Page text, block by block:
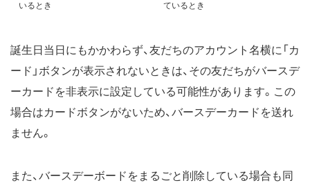
いるとき
ているとき
誕生日当日にもかかわらず、友だちのアカウント名横に「カ
ード」ボタンが表示されないときは、その友だちがバースデ
ーカードを非表示に設定している可能性があります。この
場合はカードボタンがないため、バースデーカードを送れ
ません。
また、バースデーボードをまるごと削除している場合も同